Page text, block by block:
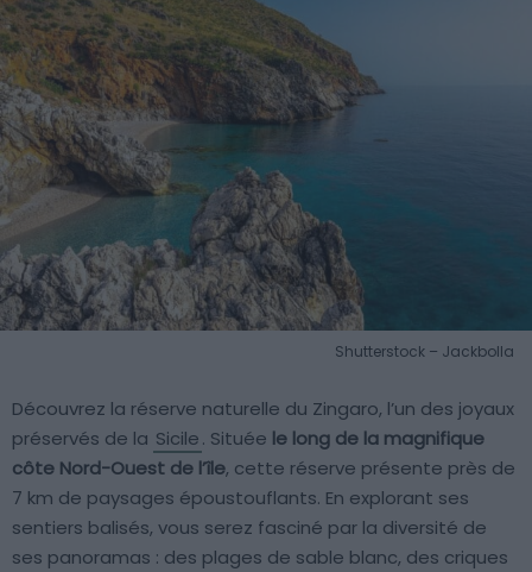
Shutterstock – Jackbolla
Découvrez la réserve naturelle du Zingaro, l’un des joyaux
préservés de la Sicile. Située le long de la magnifique
côte Nord-Ouest de l’île, cette réserve présente près de
7 km de paysages époustouflants. En explorant ses
sentiers balisés, vous serez fasciné par la diversité de
ses panoramas : des plages de sable blanc, des criques